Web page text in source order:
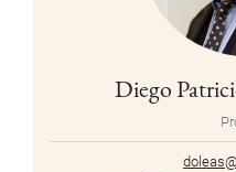
Diego